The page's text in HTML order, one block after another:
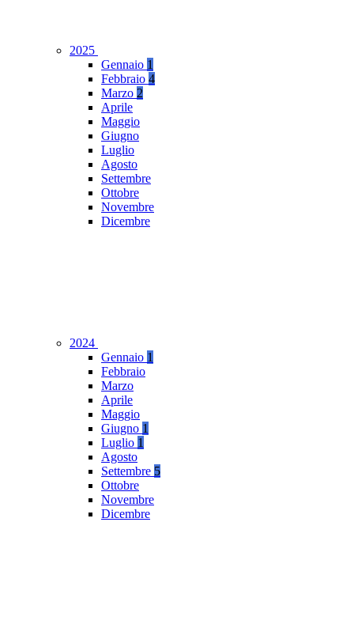
2025
Gennaio 1
Febbraio 4
Marzo 2
Aprile
Maggio
Giugno
Luglio
Agosto
Settembre
Ottobre
Novembre
Dicembre
2024
Gennaio 1
Febbraio
Marzo
Aprile
Maggio
Giugno 1
Luglio 1
Agosto
Settembre 5
Ottobre
Novembre
Dicembre